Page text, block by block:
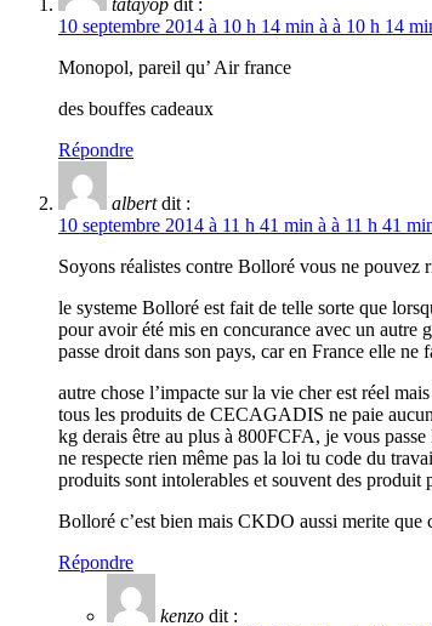
tatayop dit :
10 septembre 2014 à 10 h 14 min à à 10 h 14
Monopol, pareil qu’ Air france
des bouffes cadeaux
Répondre
albert dit :
10 septembre 2014 à 11 h 41 min à à 11 h 41
Soyons réalistes contre Bolloré vous ne pouvez
le systeme Bolloré est fait de telle sorte que
pour avoir été mis en concurance avec un autre
passe droit dans son pays, car en France elle ne
autre chose l’impacte sur la vie cher est réel
tous les produits de CECAGADIS ne paie
kg derais être au plus à 800FCFA, je vous
ne respecte rien même pas la loi tu code du
produits sont intolerables et souvent des
Bolloré c’est bien mais CKDO aussi merite que
Répondre
kenzo dit :